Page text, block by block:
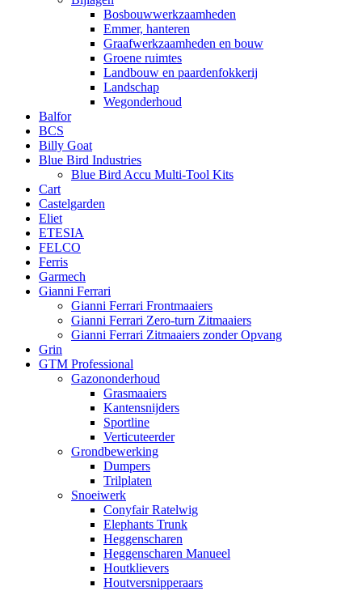
Bosbouwwerkzaamheden
Emmer, hanteren
Graafwerkzaamheden en bouw
Groene ruimtes
Landbouw en paardenfokkerij
Landschap
Wegonderhoud
Balfor
BCS
Billy Goat
Blue Bird Industries
Blue Bird Accu Multi-Tool Kits
Cart
Castelgarden
Eliet
ETESIA
FELCO
Ferris
Garmech
Gianni Ferrari
Gianni Ferrari Frontmaaiers
Gianni Ferrari Zero-turn Zitmaaiers
Gianni Ferrari Zitmaaiers zonder Opvang
Grin
GTM Professional
Gazononderhoud
Grasmaaiers
Kantensnijders
Sportline
Verticuteerder
Grondbewerking
Dumpers
Trilplaten
Snoeiwerk
Conyfair Ratelwig
Elephants Trunk
Heggenscharen
Heggenscharen Manueel
Houtklievers
Houtversnipperaars